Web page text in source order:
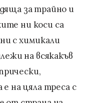
за трайно и
ни коси са
с химикали
на всякакъв
е на цяла треса с